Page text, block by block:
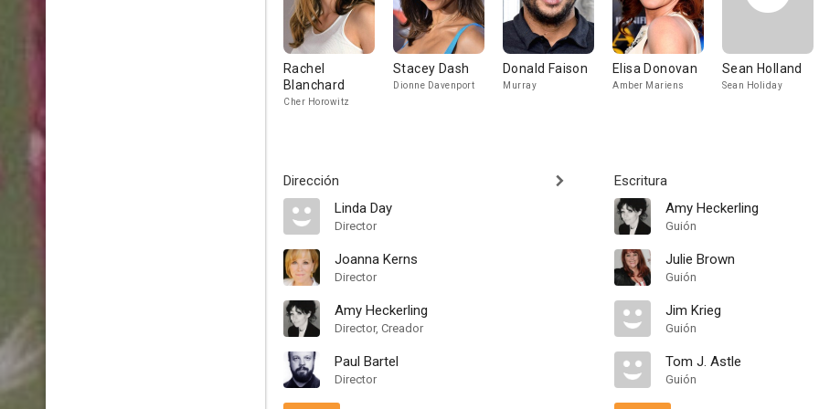
Rachel
Blanchard
Cher Horowitz
Stacey Dash
Dionne Davenport
Donald Faison
Murray
Elisa Donovan
Amber Mariens
Sean Holland
Sean Holiday
Dirección
Linda Day
Director
Joanna Kerns
Director
Amy Heckerling
Director, Creador
Paul Bartel
Director
Escritura
Amy Heckerling
Guión
Julie Brown
Guión
Jim Krieg
Guión
Tom J. Astle
Guión